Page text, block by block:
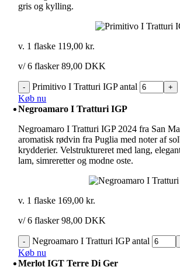
gris og kylling.
v. 1 flaske 119,00kr.
v/ 6 flasker 89,00 DKK
Primitivo I Tratturi IGP antal
Køb nu
Negroamaro I Tratturi IGP
Negroamaro I Tratturi IGP 2024 fra San
aromatisk rødvin fra Puglia med noter af
krydderier. Velstruktureret med lang,
lam, simreretter og modne oste.
v. 1 flaske 169,00kr.
v/ 6 flasker 98,00 DKK
Negroamaro I Tratturi IGP antal
Køb nu
Merlot IGT Terre Di Ger